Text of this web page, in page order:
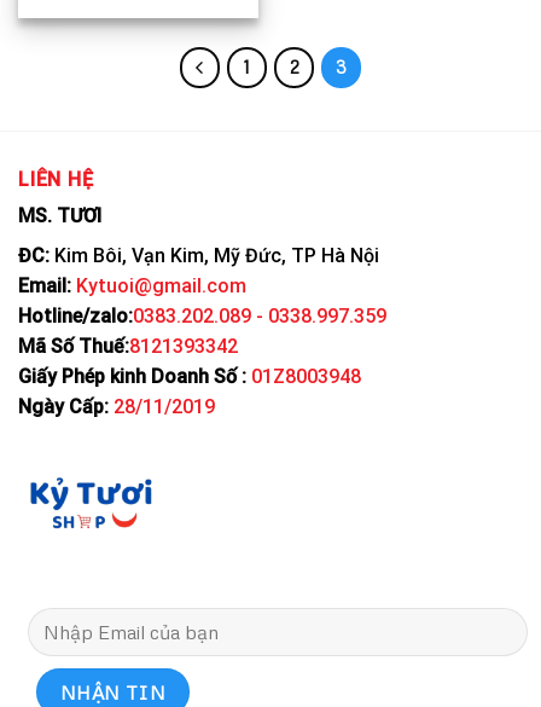
1 2 3
LIÊN HỆ
MS. TƯƠI
ĐC: Kim Bôi, Vạn Kim, Mỹ Đức, TP Hà Nội
Email: Kytuoi@gmail.com
Hotline/zalo:0383.202.089 - 0338.997.359
Mã Số Thuế:8121393342
Giấy Phép kinh Doanh Số : 01Z8003948
Ngày Cấp: 28/11/2019